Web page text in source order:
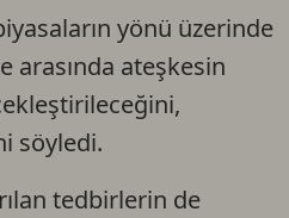
yönü üzerinde
ateşkesin
söyledi.
tedbirlerin de